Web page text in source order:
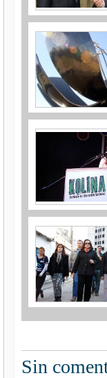
Sin